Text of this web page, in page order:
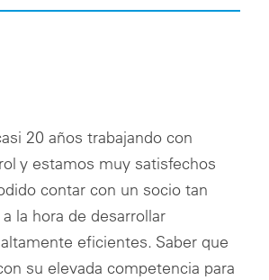
20 años trabajando con
y estamos muy satisfechos
contar con un socio tan
la hora de desarrollar
eficientes. Saber que
su elevada competencia para